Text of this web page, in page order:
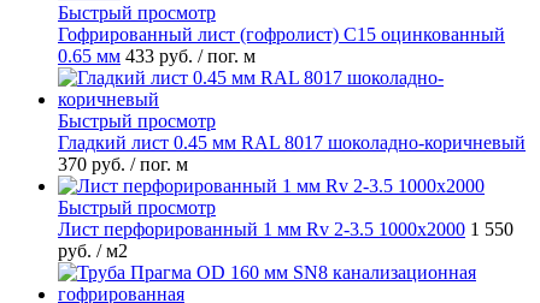
Быстрый просмотр
Гофрированный лист (гофролист) С15 оцинкованный
0.65 мм 433 руб. / пог. м
Быстрый просмотр
Гладкий лист 0.45 мм RAL 8017 шоколадно-коричневый
370 руб. / пог. м
Быстрый просмотр
Лист перфорированный 1 мм Rv 2-3.5 1000х2000 1 550
руб. / м2